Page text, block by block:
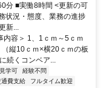
分 ■実働8時間 <更新の可
状況・態度、業務の進捗
新...
内容＞ 1、1ｃｍ～5ｃｍ
縦10ｃｍ×横20ｃｍの板
続くコンベア...
学可
経験不問
通費支給
フルタイム歓迎